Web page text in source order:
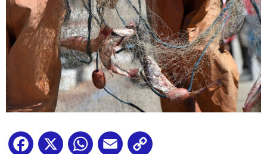
Facebook
X WhatsApp
Email